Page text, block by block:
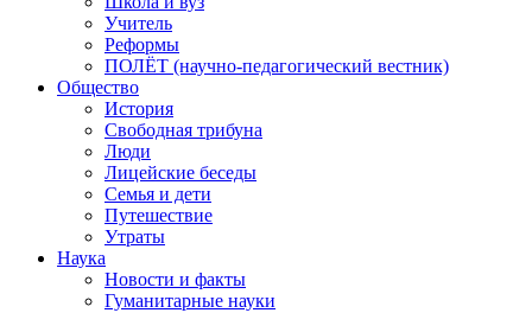
Учитель
Реформы
ПОЛЁТ (научно-педагогический вестник)
Общество
История
Свободная трибуна
Люди
Лицейские беседы
Семья и дети
Путешествие
Утраты
Наука
Новости и факты
Гуманитарные науки